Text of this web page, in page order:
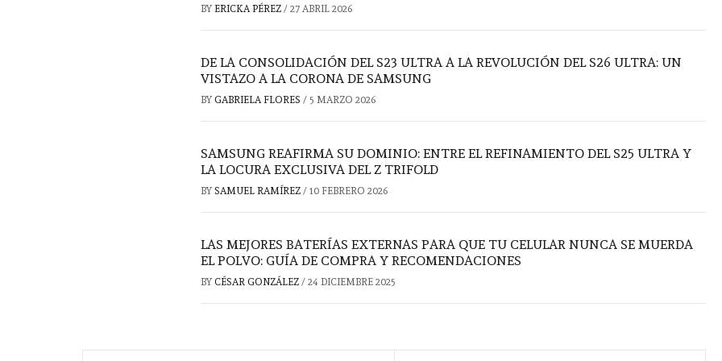
BY ERICKA PÉREZ / 27 ABRIL 2026
DE LA CONSOLIDACIÓN DEL S23 ULTRA A LA REVOLUCIÓN DEL S26 ULTRA: UN
VISTAZO A LA CORONA DE SAMSUNG
BY GABRIELA FLORES / 5 MARZO 2026
SAMSUNG REAFIRMA SU DOMINIO: ENTRE EL REFINAMIENTO DEL S25 ULTRA Y
LA LOCURA EXCLUSIVA DEL Z TRIFOLD
BY SAMUEL RAMÍREZ / 10 FEBRERO 2026
LAS MEJORES BATERÍAS EXTERNAS PARA QUE TU CELULAR NUNCA SE MUERDA
EL POLVO: GUÍA DE COMPRA Y RECOMENDACIONES
BY CÉSAR GONZÁLEZ / 24 DICIEMBRE 2025